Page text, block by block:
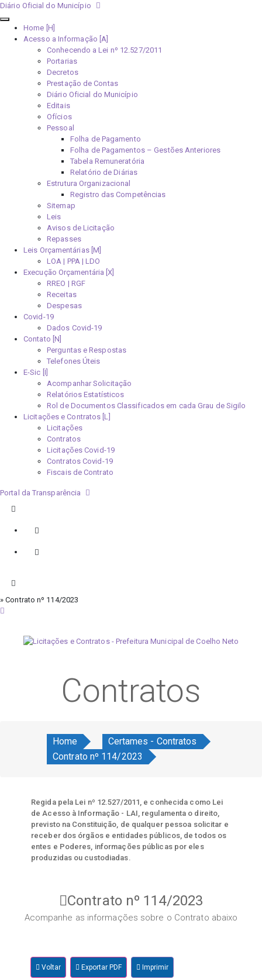
Diário Oficial do Município
Home [H]
Acesso a Informação [A]
Conhecendo a Lei nº 12.527/2011
Portarias
Decretos
Prestação de Contas
Diário Oficial do Município
Editais
Ofícios
Pessoal
Folha de Pagamento
Folha de Pagamentos – Gestões Anteriores
Tabela Remuneratória
Relatório de Diárias
Estrutura Organizacional
Registro das Competências
Sitemap
Leis
Avisos de Licitação
Repasses
Leis Orçamentárias [M]
LOA | PPA | LDO
Execução Orçamentária [X]
RREO | RGF
Receitas
Despesas
Covid-19
Dados Covid-19
Contato [N]
Perguntas e Respostas
Telefones Úteis
E-Sic [I]
Acompanhar Solicitação
Relatórios Estatísticos
Rol de Documentos Classificados em cada Grau de Sigilo
Licitações e Contratos [L]
Licitações
Contratos
Licitações Covid-19
Contratos Covid-19
Fiscais de Contrato
Portal da Transparência
» Contrato nº 114/2023
Contratos
Home
Certames - Contratos
Contrato nº 114/2023
Regida pela Lei nº 12.527/2011, e conhecida como Lei
de Acesso à Informação - LAI, regulamenta o direito,
previsto na Constituição, de qualquer pessoa solicitar e
receber dos órgãos e entidades públicos, de todos os
entes e Poderes, informações públicas por eles
produzidas ou custodiadas.
Contrato nº 114/2023
Acompanhe as informações sobre o Contrato abaixo
Voltar Exportar PDF Imprimir